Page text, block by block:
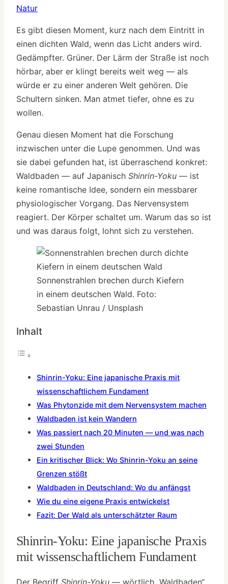
Natur
Es gibt diesen Moment, kurz nach dem Eintritt in
einen dichten Wald, wenn das Licht anders wird.
Gedämpfter. Grüner. Der Lärm der Straße ist noch
hörbar, aber er klingt bereits weit weg — als
würde er zu einer anderen Welt gehören. Die
Schultern sinken. Man atmet tiefer, ohne es zu
wollen.
Genau diesen Moment hat die Forschung
inzwischen unter die Lupe genommen. Und was
sie dabei gefunden hat, ist überraschend konkret:
Waldbaden — auf Japanisch Shinrin-Yoku — ist
keine romantische Idee, sondern ein messbarer
physiologischer Vorgang. Das Nervensystem
reagiert. Der Körper schaltet um. Warum das so ist
und was daraus folgt, lohnt sich zu verstehen.
Sonnenstrahlen brechen durch Kiefern
in einem deutschen Wald. Foto:
Sebastian Unrau / Unsplash
Inhalt
Shinrin-Yoku: Eine japanische Praxis mit
wissenschaftlichem Fundament
Was Phytonzide mit dem Nervensystem machen
Waldbaden ist kein Wandern
Was passiert nach 20 Minuten — und was nach
zwei Stunden
Ein kritischer Blick: Wo Shinrin-Yoku an seine
Grenzen stößt
Waldbaden in Deutschland: Wo du anfängst
Wie du eine eigene Praxis entwickelst
Fazit: Der Wald als unterschätzter Raum
Shinrin-Yoku: Eine japanische Praxis
mit wissenschaftlichem Fundament